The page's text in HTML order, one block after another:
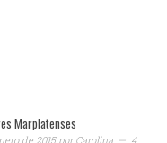
Marplatenses
de 2015porCarolina 4